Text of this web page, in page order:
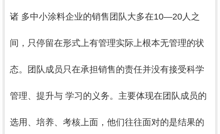
诸 多中小涂料企业的销售团队大多在10—20人之
间，只停留在形式上有管理实际上根本无管理的状
态。团队成员只在承担销售的责任并没有接受科学
管理、提升与 学习的义务。主要体现在团队成员的
选用、培养、考核上面，他们往往面对的是结果的